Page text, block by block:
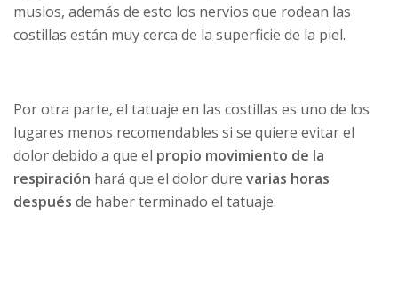
muslos, además de esto los nervios que rodean las
costillas están muy cerca de la superficie de la piel.
Por otra parte, el tatuaje en las costillas es uno de los
lugares menos recomendables si se quiere evitar el
dolor debido a que el propio movimiento de la
respiración hará que el dolor dure varias horas
después de haber terminado el tatuaje.